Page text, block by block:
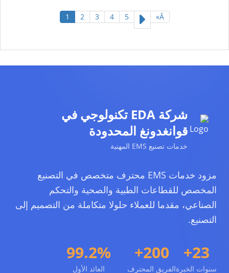
1 2 3 4 5 Â»
شركة EDA تكنولوجي في
قوانغدونغ المحدودة
خدمات تصنيع EMS المهنية
مزود خدمات EMS محترف متخصص في التصنيع
المخصص للقطاعات الطبية والصحية والتحكم
الصناعي، مقدما للعملاء حلولا متكاملة من التصميم إلى
التصنيع.
23+
سنوات الخبرة
200+
الفريق المحترف
99.2%
العائد الأول